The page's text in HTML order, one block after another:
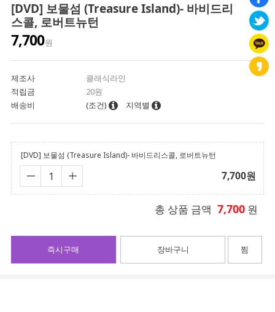
[DVD] 보물섬 (Treasure Island)- 바비드리
스콜, 로버트뉴턴
7,700원
제조사
클래식라인
적립금
20원
배송비
(조건) 지역별
[DVD] 보물섬 (Treasure Island)- 바비드리스콜, 로버트뉴턴
7,700원
총 상품 금액 7,700 원
장바구니
즉시구매 찜